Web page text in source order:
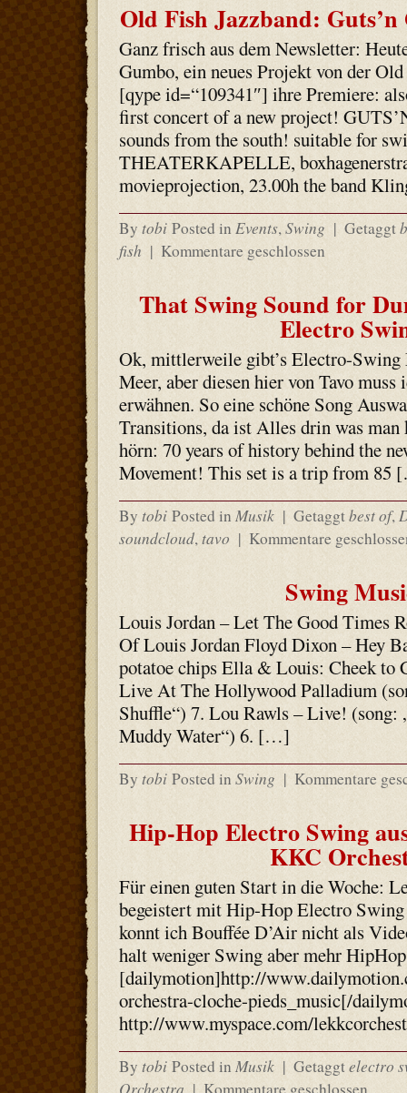
Old Fish Jazzband:
Ganz frisch aus dem Newsletter:
Gumbo, ein neues Projekt von der
[qype id=“109341″] ihre Premiere:
first concert of a new project!
sounds from the south! suitable for
THEATERKAPELLE,
movieprojection, 23.00h the band
By tobi Posted in Events,Swing | Getaggt
fish | Kommentare geschlossen
That Swing Sound for
Electro
Ok, mittlerweile gibt’s Electro-Swing
Meer, aber diesen hier von Tavo muss
erwähnen. So eine schöne Song
Transitions, da ist Alles drin was man
hörn: 70 years of history behind the
Movement! This set is a trip from
By tobi Posted in Musik | Getaggtbest of,
soundcloud,tavo | Kommentare
Swing
Louis Jordan – Let The Good Times
Of Louis Jordan Floyd Dixon – Hey
potatoe chips Ella & Louis: Cheek
Live At The Hollywood Palladium
Shuffle“) 7. Lou Rawls – Live! (song:
Muddy Water“) 6. […]
By tobi Posted in Swing | Kommentare
Hip-Hop Electro Swing
KKC
Für einen guten Start in die Woche:
begeistert mit Hip-Hop Electro
konnt ich Bouffée D’Air nicht als
halt weniger Swing aber mehr
[dailymotion]http://
orchestra-cloche-pieds_music[/
http://www.myspace.com/
By tobi Posted in Musik | Getaggtelectro
Orchestra